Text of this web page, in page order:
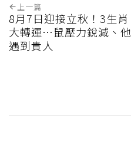
上一篇
8月7日迎接立秋！3生肖
大轉運…鼠壓力銳減、他
遇到貴人